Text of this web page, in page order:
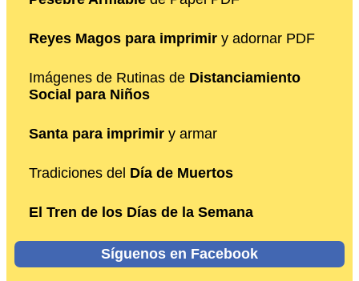
Reyes Magos para imprimir y adornar PDF
Imágenes de Rutinas de Distanciamiento
Social para Niños
Santa para imprimir y armar
Tradiciones del Día de Muertos
El Tren de los Días de la Semana
Síguenos en Facebook